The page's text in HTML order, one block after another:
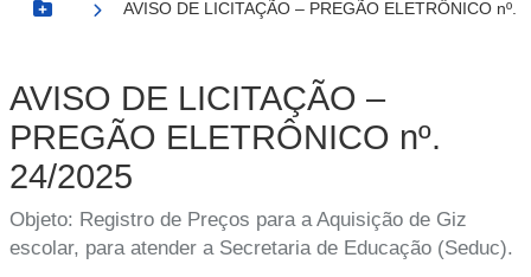
Botão Menu
AVISO DE LICITAÇÃO – PREGÃO ELETRÔNICO nº.
AVISO DE LICITAÇÃO –
PREGÃO ELETRÔNICO nº.
24/2025
Objeto: Registro de Preços para a Aquisição de Giz
escolar, para atender a Secretaria de Educação (Seduc).